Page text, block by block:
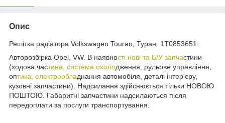
Опис
Решітка радіатора Volkswagen Touran, Туран. 1T0853651.
Авторозбірка Opel, VW. В наявності нові та Б/У запчастини
(ходова частина, система охолодження, рульове управління,
оптика, електрообладнання автомобіля, деталі інтер'єру,
кузовні запчастини). Надсилання здійснюється тільки НОВОЮ
ПОШТОЮ. Габаритні запчастини надсилаються після
передоплати за послуги транспортування.